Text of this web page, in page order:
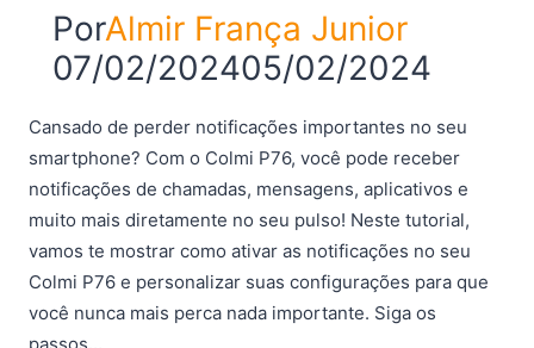
PorAlmir França Junior
07/02/202405/02/2024
Cansado de perder notificações importantes no seu
smartphone? Com o Colmi P76, você pode receber
notificações de chamadas, mensagens, aplicativos e
muito mais diretamente no seu pulso! Neste tutorial,
vamos te mostrar como ativar as notificações no seu
Colmi P76 e personalizar suas configurações para que
você nunca mais perca nada importante. Siga os